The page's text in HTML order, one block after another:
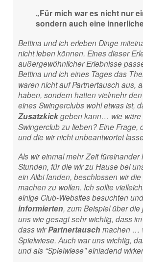
„Für mich war es nicht nur
sondern auch eine
Bettina und ich erleben Dinge
nicht leben können. Eines dieser
außergewöhnlicher Erlebnisse
Bettina und ich eines Tages das
waren nicht auf Partnertausch aus,
haben, sondern hatten vielmehr
eines Swingerclubs wohl etwas ist,
Zusatzkickgeben kann… wie wäre
Swingerclub zu lieben? Eine Frage,
und die wir nicht unbeantwortet
Als wir einmal mehr Zeit
Stunden, für die wir zu Hause bei
ein Alibi fanden, beschlossen wir
machen zu wollen. Ich sollte
einige Club-Websites besuchten
informierten, zum Beispiel über
uns wie gesagt sehr wichtig, dass
dass wirPartnertausch machen …
Spielwiese. Auch war uns wichtig,
und als “Spielwiese” einladend